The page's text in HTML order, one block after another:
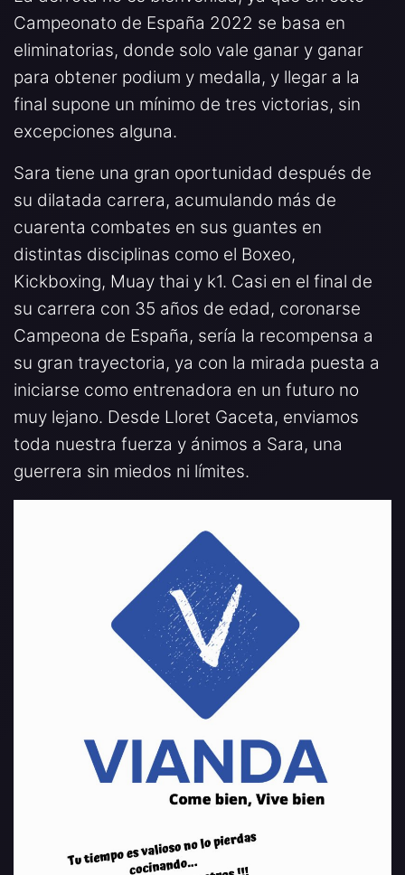
Campeonato de España 2022 se basa en
eliminatorias, donde solo vale ganar y ganar
para obtener podium y medalla, y llegar a la
final supone un mínimo de tres victorias, sin
excepciones alguna.
Sara tiene una gran oportunidad después de
su dilatada carrera, acumulando más de
cuarenta combates en sus guantes en
distintas disciplinas como el Boxeo,
Kickboxing, Muay thai y k1. Casi en el final de
su carrera con 35 años de edad, coronarse
Campeona de España, sería la recompensa a
su gran trayectoria, ya con la mirada puesta a
iniciarse como entrenadora en un futuro no
muy lejano. Desde Lloret Gaceta, enviamos
toda nuestra fuerza y ánimos a Sara, una
guerrera sin miedos ni límites.